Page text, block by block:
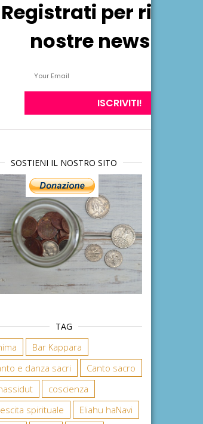
Registrati per
nostre
SOSTIENI IL NOSTRO SITO
TAG
Bar Kappara
e danza sacri
Canto sacro
coscienza
spirituale
Eliahu haNavi